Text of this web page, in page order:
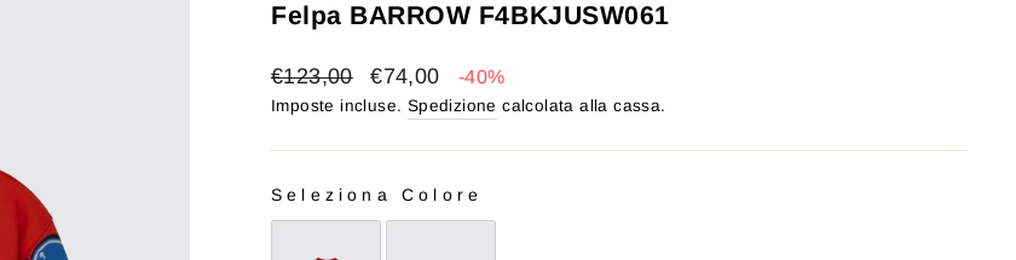
Felpa BARROW F4BKJUSW061
Prezzo
di
€123,00
Prezzo
scontato
€74,00 -40%
Imposte incluse. Spedizione calcolata alla cassa.
Seleziona Colore
COLORE